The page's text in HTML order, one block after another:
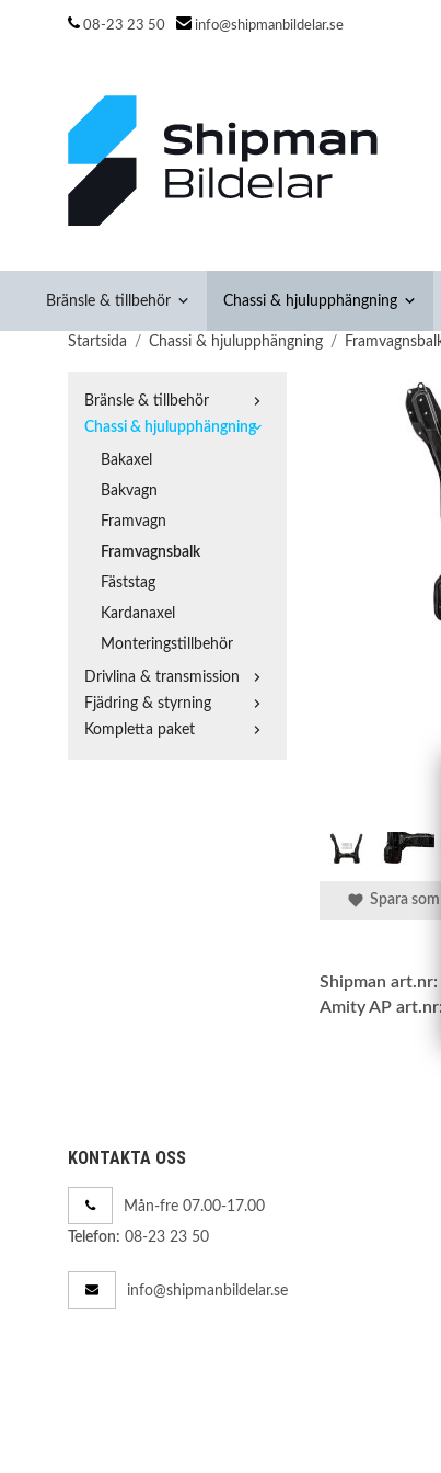
08-23 23 50 info@shipmanbildelar.se
Bränsle & tillbehör Chassi & hjulupphängning
Startsida / Chassi & hjulupphängning /
Bränsle & tillbehör
Chassi & hjulupphängning
Bakaxel
Bakvagn
Framvagn
Framvagnsbalk
Fäststag
Kardanaxel
Monteringstillbehör
Drivlina & transmission
Fjädring & styrning
Kompletta paket
Spara som
Shipman art.nr:
Amity AP art.nr:
KONTAKTA OSS
Mån-fre 07.00-17.00
Telefon: 08-23 23 50
info@shipmanbildelar.se